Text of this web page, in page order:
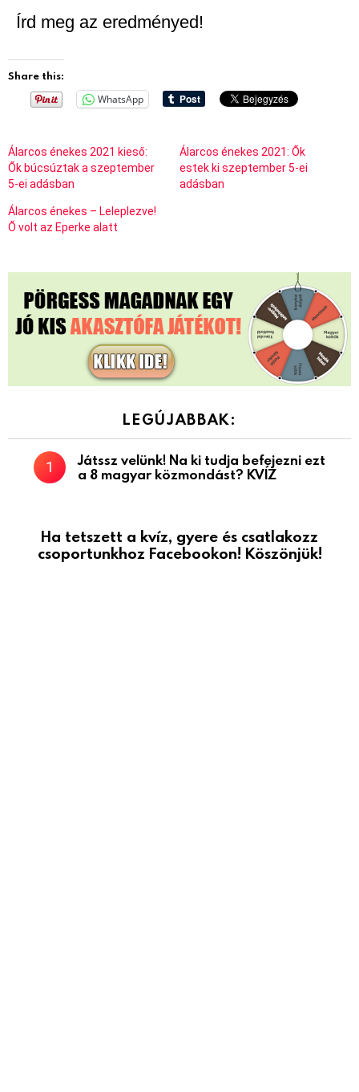
Írd meg az eredményed!
Share this:
WhatsApp
Álarcos énekes 2021 kieső:
Ők búcsúztak a szeptember
5-ei adásban
Álarcos énekes 2021: Ők
estek ki szeptember 5-ei
adásban
Álarcos énekes – Leleplezve!
Ő volt az Eperke alatt
LEGÚJABBAK:
Játssz velünk! Na ki tudja befejezni ezt
a 8 magyar közmondást? KVÍZ
Ha tetszett a kvíz, gyere és csatlakozz
csoportunkhoz Facebookon! Köszönjük!